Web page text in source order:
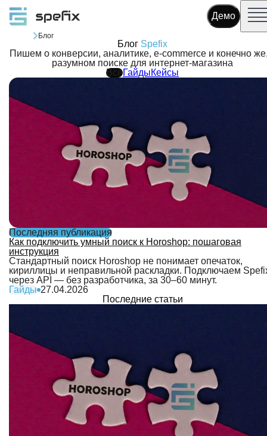
Демо
Блог
Блог Spefix
Пишем о конверсии, аналитике, e-commerce и конечно
разумном поиске для интернет-магазина
ВсеГайдыКейсы
Последняя публикация
Как подключить умный поиск к Horoshop: пошаговая
инструкция
Стандартный поиск Horoshop не понимает опечаток,
кириллицы и неправильной раскладки. Подключаем
через API — без разработчика, за 30–60 минут.
Гайды 27.04.2026
Последние статьи